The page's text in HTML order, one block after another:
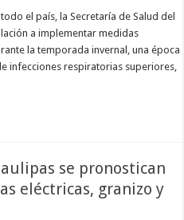
el país, la Secretaría de Salud del
a implementar medidas
la temporada invernal, una época
infecciones respiratorias superiores,
se pronostican
eléctricas, granizo y